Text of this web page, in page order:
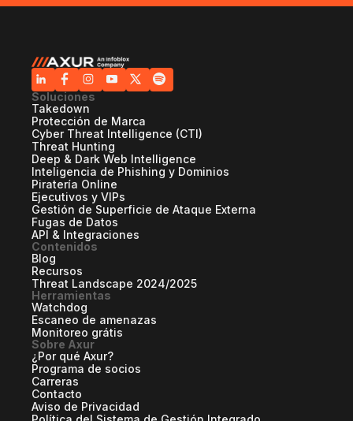
Soluciones
Takedown
Protección de Marca
Cyber Threat Intelligence (CTI)
Threat Hunting
Deep & Dark Web Intelligence
Inteligencia de Phishing y Dominios
Piratería Online
Ejecutivos y VIPs
Gestión de Superficie de Ataque Externa
Fugas de Datos
API & Integraciones
Contenidos
Blog
Recursos
Threat Landscape 2024/2025
Herramientas
Watchdog
Escaneo de amenazas
Monitoreo grátis
Sobre Axur
¿Por qué Axur?
Programa de socios
Carreras
Contacto
Aviso de Privacidad